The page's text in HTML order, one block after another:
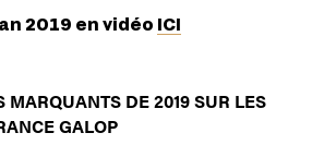
2019 en vidéo ICI
MARQUANTS DE 2019 SUR LES
GALOP